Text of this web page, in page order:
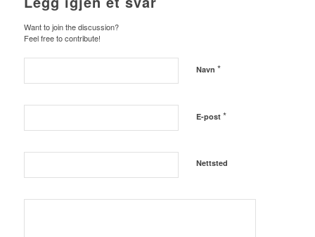
Want to join the discussion?
Feel free to contribute!
Navn *
E-post *
Nettsted